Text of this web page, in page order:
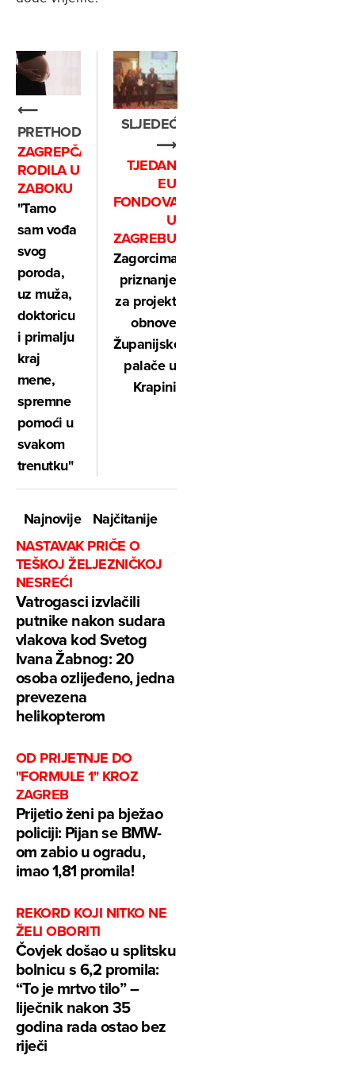
⟵
PRETHODNO
ZAGREPČANKA
RODILA U
ZABOKU
"Tamo
sam vođa
svog
poroda,
uz muža,
doktoricu
i primalju
kraj
mene,
spremne
pomoći u
svakom
trenutku"
SLJEDEĆE
⟶
TJEDAN
EU
FONDOVA
U
ZAGREBU
Zagorcima
priznanje
za projekt
obnove
Županijske
palače u
Krapini
Najnovije
Najčitanije
NASTAVAK PRIČE O
TEŠKOJ ŽELJEZNIČKOJ
NESREĆI
Vatrogasci izvlačili
putnike nakon sudara
vlakova kod Svetog
Ivana Žabnog: 20
osoba ozlijeđeno, jedna
prevezena
helikopterom
OD PRIJETNJE DO
"FORMULE 1" KROZ
ZAGREB
Prijetio ženi pa bježao
policiji: Pijan se BMW-
om zabio u ogradu,
imao 1,81 promila!
REKORD KOJI NITKO NE
ŽELI OBORITI
Čovjek došao u splitsku
bolnicu s 6,2 promila:
“To je mrtvo tilo” –
liječnik nakon 35
godina rada ostao bez
riječi